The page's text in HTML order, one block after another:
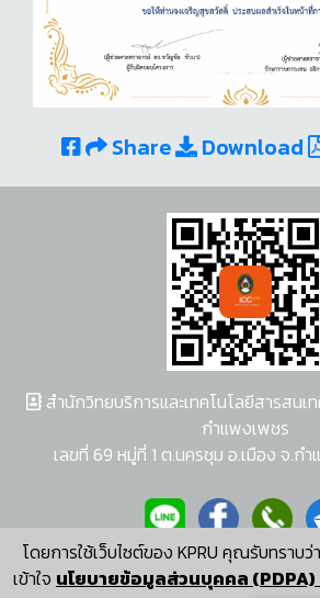
Share Download
โดยการใช้เว็บไซต์ของ KPRU คุณรับทราบ
เข้าใจ นโยบายข้อมูลส่วนบุคคล (PDPA)
สำนักวิทยบริการและเทคโนโลยีสารสนเ
กำแพงเพชร
เลขที่ 69 หมู่ที่ 1 ต.นครชุม อ.เมือง จ.ก
ผู้พัฒนาระบบ อนุชา พว